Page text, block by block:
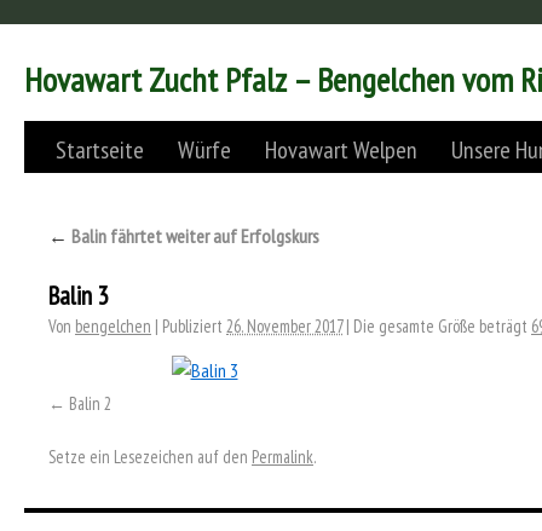
Hovawart Zucht Pfalz – Bengelchen vom
Startseite Würfe Hovawart Welpen Unsere
← Balin fährtet weiter auf Erfolgskurs
Balin 3
Von bengelchen | Publiziert 26. November 2017 | Die gesamte Größe beträgt
Balin 2
Setze ein Lesezeichen auf den Permalink.